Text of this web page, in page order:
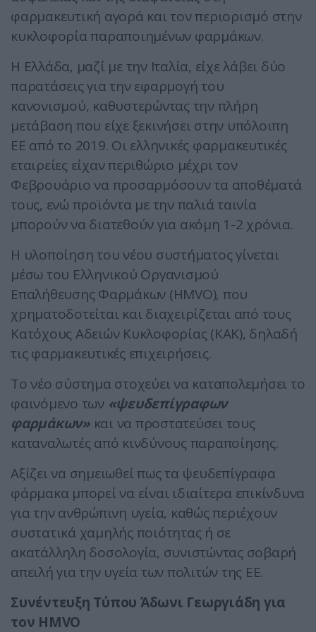
φαρμακευτική αγορά και τον περιορισμό στην
κυκλοφορία παραποιημένων φαρμάκων.
Η Ελλάδα, μαζί με την Ιταλία, είχε λάβει δύο
παρατάσεις για την εφαρμογή του
κανονισμού, καθυστερώντας την πλήρη
μετάβαση που είχε ξεκινήσει στην υπόλοιπη
ΕΕ από το 2019. Οι ελληνικές φαρμακευτικές
εταιρείες είχαν περιθώριο μέχρι τον
Φεβρουάριο να προσαρμόσουν τα αποθέματά
τους, ενώ προϊόντα με την παλιά ταινία
μπορούν να διατεθούν για ακόμη 1-2 χρόνια.
Η υλοποίηση του νέου συστήματος γίνεται
μέσω του Ελληνικού Οργανισμού
Επαλήθευσης Φαρμάκων (HMVO), που
χρηματοδοτείται και διαχειρίζεται από τους
Κατόχους Αδειών Κυκλοφορίας (ΚΑΚ), δηλαδή
τις φαρμακευτικές επιχειρήσεις.
Το νέο σύστημα στοχεύει να καταπολεμήσει το
φαινόμενο των «ψευδεπίγραφων
φαρμάκων»και να προστατεύσει τους
καταναλωτές από κινδύνους παραποίησης.
Αξίζει να σημειωθεί πως τα ψευδεπίγραφα
φάρμακα μπορεί να είναι ιδιαίτερα επικίνδυνα
για την ανθρώπινη υγεία, καθώς περιέχουν
συστατικά χαμηλής ποιότητας ή σε
ακατάλληλη δοσολογία, συνιστώντας σοβαρή
απειλή για την υγεία των πολιτών της ΕΕ.
Συνέντευξη Τύπου Άδωνι Γεωργιάδη για
τον HMVO